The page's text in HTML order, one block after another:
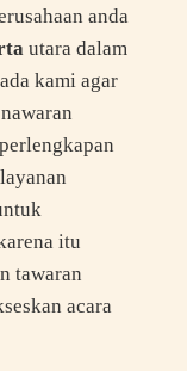
anda
utara dalam
kami agar
itu
tawaran
acara